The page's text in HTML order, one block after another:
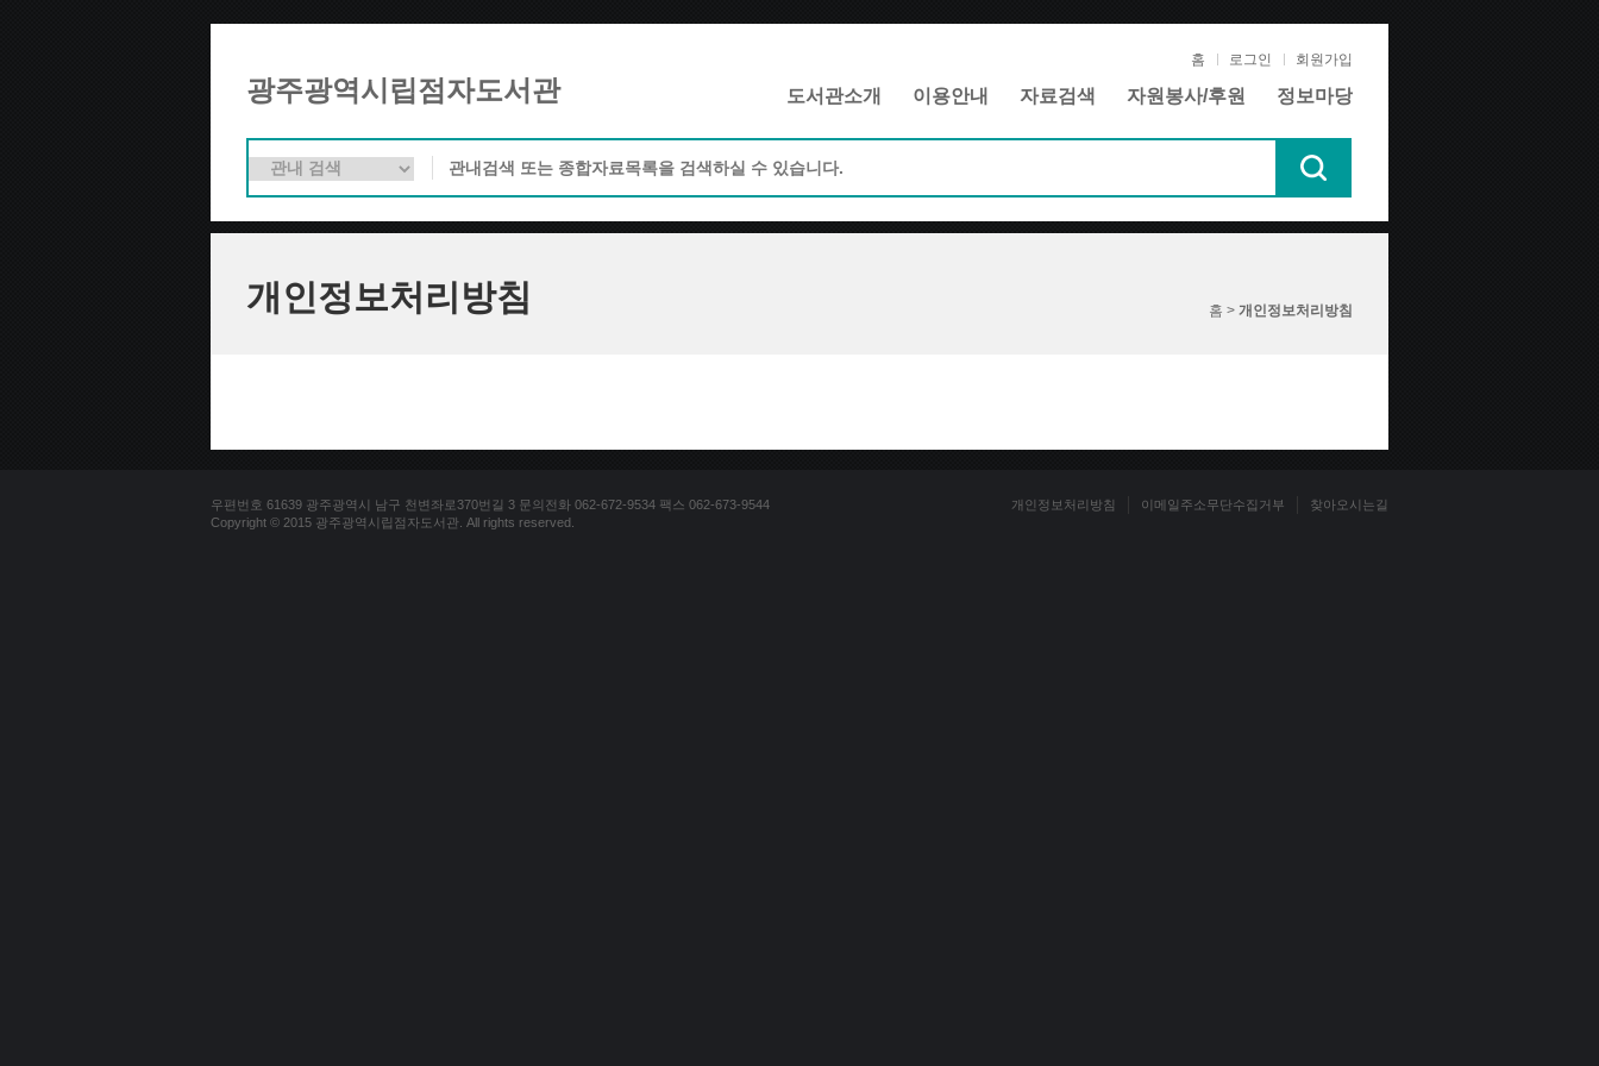
광주광역시립점자도서관
홈 로그인 회원가입
도서관소개 이용안내 자료검색 자원봉사/후원 정보마당
개인정보처리방침 홈 > 개인정보처리방침
우편번호 61639 광주광역시 남구 천변좌로370번길 3 문의전화 062-672-9534 팩스 062-673-9544
Copyright © 2015 광주광역시립점자도서관. All rights reserved.
개인정보처리방침 이메일주소무단수집거부 찾아오시는길